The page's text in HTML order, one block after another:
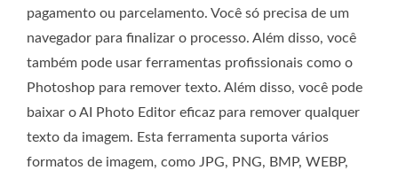
pagamento ou parcelamento. Você só precisa de um
navegador para finalizar o processo. Além disso, você
também pode usar ferramentas profissionais como o
Photoshop para remover texto. Além disso, você pode
baixar o AI Photo Editor eficaz para remover qualquer
texto da imagem. Esta ferramenta suporta vários
formatos de imagem, como JPG, PNG, BMP, WEBP,